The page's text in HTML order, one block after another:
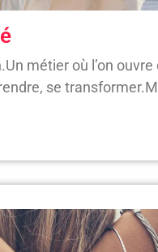
métier où l’on
se